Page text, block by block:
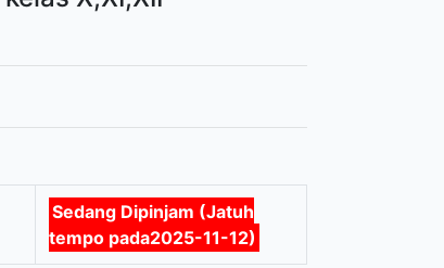
Sedang Dipinjam (Jatuh
tempo pada2025-11-12)